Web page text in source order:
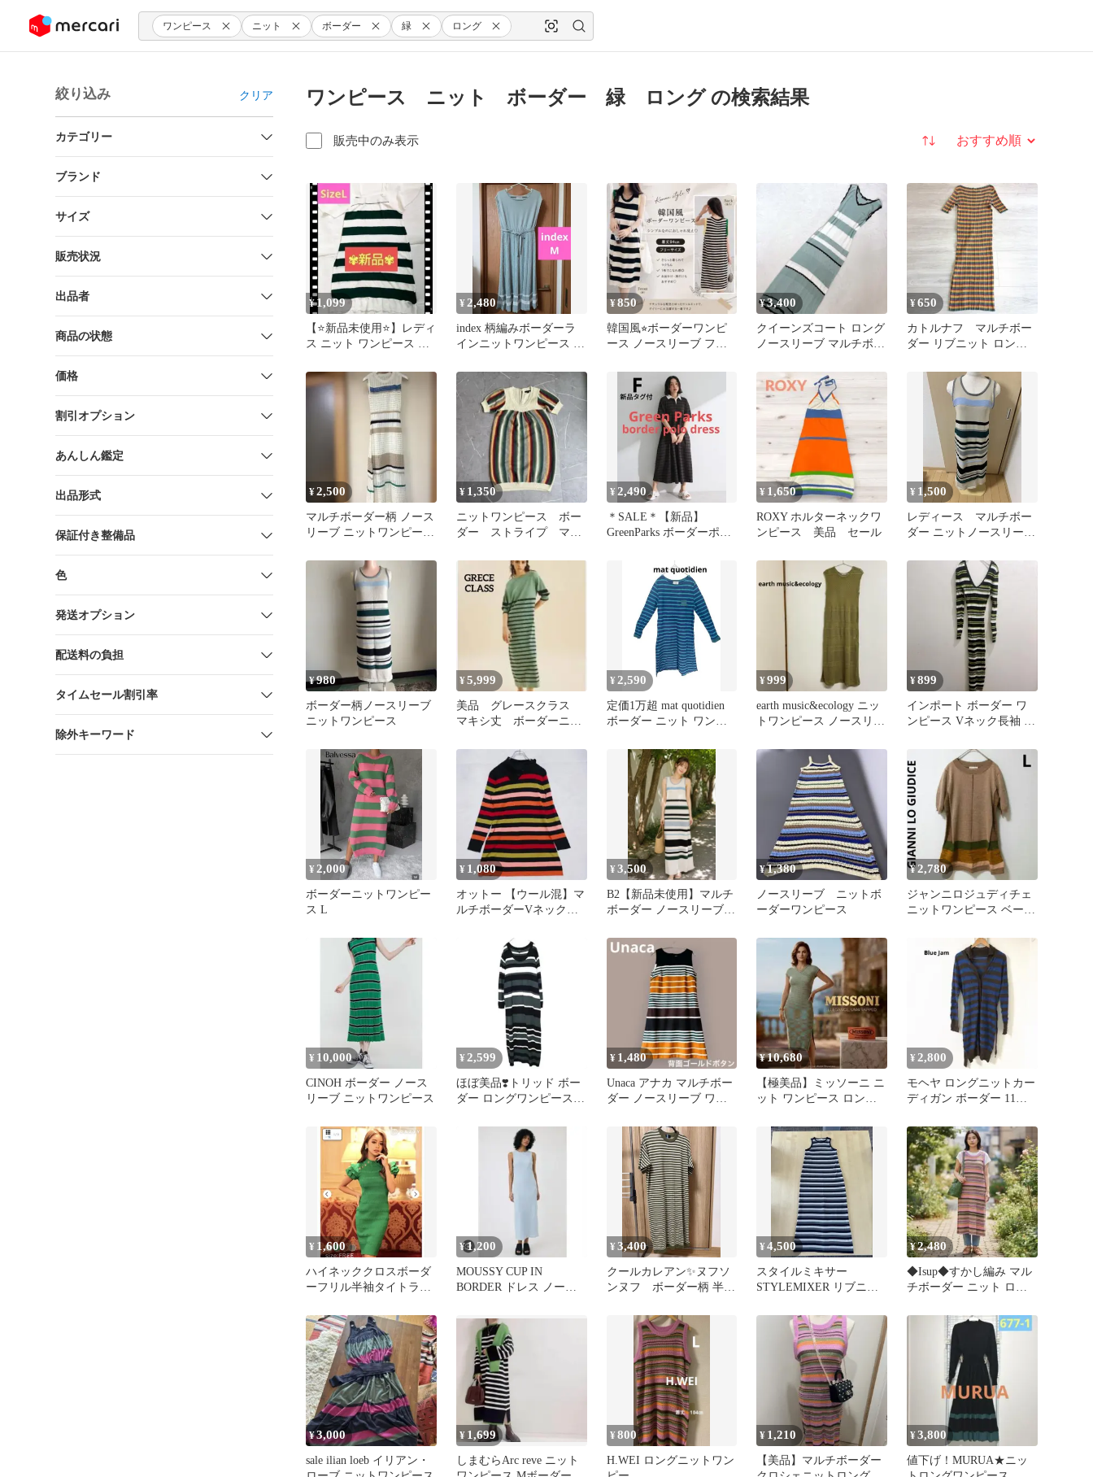
ツにスキップ ワンピース ニット ボーダー 緑 ロング
絞り込み クリア
カテゴリー
ブランド
サイズ
販売状況
出品者
商品の状態
価格
割引オプション
あんしん鑑定
出品形式
保証付き整備品
色
発送オプション
配送料の負担
タイムセール割引率
除外キーワード
ワンピース ニット ボーダー 緑 ロング の検索結果
販売中のみ表示 並び替え
¥1,099
【⭐️新品未使用⭐️】レディ
ス ニット ワンピース グ
L
¥ 2,480
index 柄編みボーダーラ
インニットワンピース ミ
丈夏
¥850
韓国風⭐︎ボーダーワンピ
ース ノースリーブ フリ
¥3,400
クイーンズコート ロング
ノースリーブ マルチボー
高身長
¥650
カトルナフ マルチボー
ダー リブニット ロング
¥2,500
マルチボーダー柄 ノース
リーブ ニットワンピース
¥ 1,350
ニットワンピース ボー
ダー ストライプ マル
ったり
¥ 2,490
＊SALE＊【新品】
GreenParks ボーダーポロ
¥ 1,650
ROXY ホルターネックワ
ンピース 美品 セール
¥ 1,500
レディース マルチボー
ダー ニットノースリーブ
¥980
ボーダー柄ノースリーブ
ニットワンピース
¥5,999
美品 グレースクラス
マキシ丈 ボーダーニッ
¥ 2,590
定価1万超 mat quotidien
ボーダー ニット ワンピ
¥999
earth music&ecology ニッ
トワンピース ノースリー
¥899
インポート ボーダー ワ
ンピース Vネック長袖 L
¥ 2,000
ボーダーニットワンピー
ス L
¥ 1,080
オットー 【ウール混】マ
ルチボーダーVネックニ
¥3,500
B2【新品未使用】マルチ
ボーダー ノースリーブ
丈
¥1,380
ノースリーブ ニットボ
ーダーワンピース
¥2,780
ジャンニロジュディチェ
ニットワンピース ベージ
¥ 10,000
CINOH ボーダー ノース
リーブ ニットワンピース
¥ 2,599
ほぼ美品❣️トリッド ボー
ダー ロングワンピース
¥ 1,480
Unaca アナカ マルチボー
ダー ノースリーブ ワン
¥10,680
【極美品】ミッソーニ ニ
ット ワンピース ロング
¥ 2,800
モヘヤ ロングニットカー
ディガン ボーダー 11号 L
¥ 1,600
ハイネッククロスボーダ
ーフリル半袖タイトラウ
¥1,200
MOUSSY CUP IN
BORDER ドレス ノース
¥3,400
クールカレアン✨ヌフソ
ンヌフ ボーダー柄 半袖
¥4,500
スタイルミキサー
STYLEMIXER リブニッ
¥2,480
◆Isup◆すかし編み マル
チボーダー ニット ロン
¥3,000
sale ilian loeb イリアン・
¥ 1,699
しまむらArc reve ニット
¥800
H.WEI ロングニットワン
¥ 1,210
【美品】マルチボーダー
¥3,800
値下げ！MURUA★ニッ